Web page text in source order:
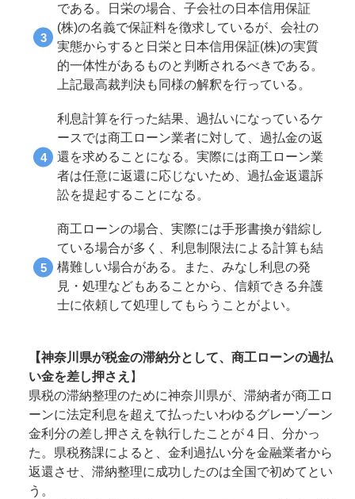
である。日栄の場合、子会社の日本信用保証
(株)の名義で保証料を徴求しているが、会社の
実態からすると日栄と日本信用保証(株)の実質
的一体性があるものと判断されるべきである。
上記最高裁判決も同様の解釈を行っている。
利息計算を行った結果、過払いになっているケ
ースでは商工ローン業者に対して、過払金の返
還を求めることになる。実際には商工ローン業
者は任意に返還に応じないため、過払金返還訴
訟を提起することになる。
商工ローンの場合、実際には手形書換が錯綜し
ている場合が多く、利息制限法による計算も結
構難しい場合がある。また、みなし利息の発
見・処理などもあることから、信頼できる弁護
士に依頼して処理してもらうことがよい。
【神奈川県が税金の滞納分として、商工ローンの過払
い金を差し押さえ 】
県税の滞納整理のために神奈川県が、滞納者が商工ロ
ーンに法定利息を超えて払ったいわゆるグレーゾーン
金利分の差し押さえを執行したことが４日、分かっ
た。県税務課によると、金利過払い分を金融業者から
返還させ、滞納整理に成功したのは全国で初めてとい
う。